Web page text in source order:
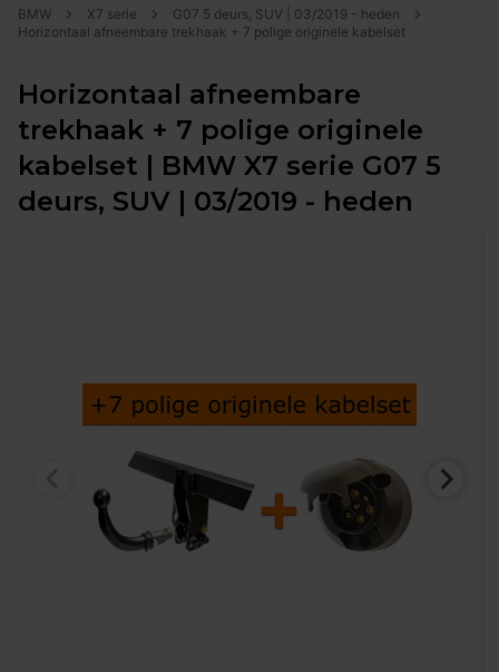
BMW X7 serie
G07 5 deurs, SUV | 03/2019 - heden
Horizontaal afneembare trekhaak + 7 polige originele kabelset
Horizontaal afneembare
trekhaak + 7 polige originele
kabelset | BMW X7 serie G07 5
deurs, SUV | 03/2019 - heden